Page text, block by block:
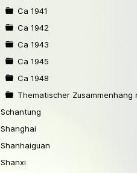
Ca 1941
Ca 1942
Ca 1943
Ca 1945
Ca 1948
Thematischer Zusammenhang
Schantung
Shanghai
Shanhaiguan
Shanxi